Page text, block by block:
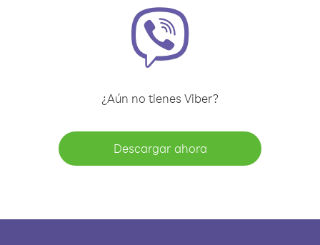
¿Aún no tienes Viber?
Descargar ahora